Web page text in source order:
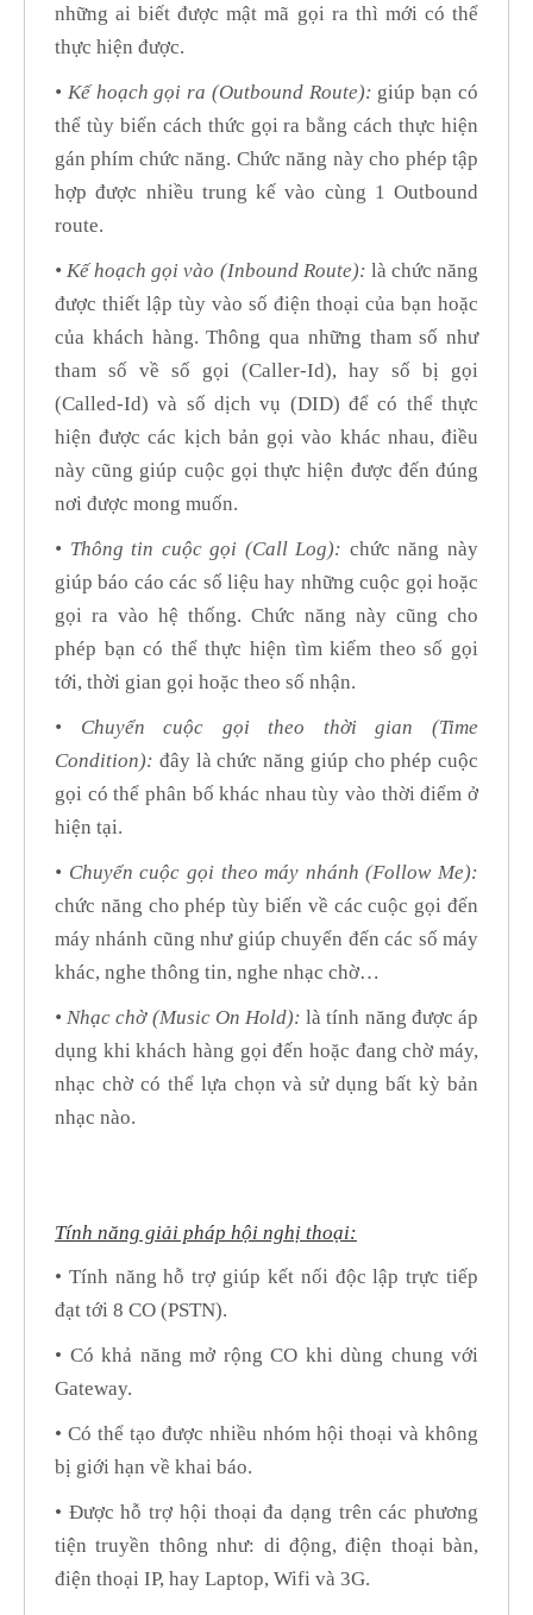
những ai biết được mật mã gọi ra thì mới có thể
thực hiện được.
• Kế hoạch gọi ra (Outbound Route): giúp bạn có
thể tùy biến cách thức gọi ra bằng cách thực hiện
gán phím chức năng. Chức năng này cho phép tập
hợp được nhiều trung kế vào cùng 1 Outbound
route.
• Kế hoạch gọi vào (Inbound Route): là chức năng
được thiết lập tùy vào số điện thoại của bạn hoặc
của khách hàng. Thông qua những tham số như
tham số về số gọi (Caller-Id), hay số bị gọi
(Called-Id) và số dịch vụ (DID) để có thể thực
hiện được các kịch bản gọi vào khác nhau, điều
này cũng giúp cuộc gọi thực hiện được đến đúng
nơi được mong muốn.
• Thông tin cuộc gọi (Call Log): chức năng này
giúp báo cáo các số liệu hay những cuộc gọi hoặc
gọi ra vào hệ thống. Chức năng này cũng cho
phép bạn có thể thực hiện tìm kiếm theo số gọi
tới, thời gian gọi hoặc theo số nhận.
• Chuyển cuộc gọi theo thời gian (Time
Condition): đây là chức năng giúp cho phép cuộc
gọi có thể phân bố khác nhau tùy vào thời điểm ở
hiện tại.
• Chuyển cuộc gọi theo máy nhánh (Follow Me):
chức năng cho phép tùy biến về các cuộc gọi đến
máy nhánh cũng như giúp chuyển đến các số máy
khác, nghe thông tin, nghe nhạc chờ…
• Nhạc chờ (Music On Hold): là tính năng được áp
dụng khi khách hàng gọi đến hoặc đang chờ máy,
nhạc chờ có thể lựa chọn và sử dụng bất kỳ bản
nhạc nào.
Tính năng giải pháp hội nghị thoại:
• Tính năng hỗ trợ giúp kết nối độc lập trực tiếp
đạt tới 8 CO (PSTN).
• Có khả năng mở rộng CO khi dùng chung với
Gateway.
• Có thể tạo được nhiều nhóm hội thoại và không
bị giới hạn về khai báo.
• Được hỗ trợ hội thoại đa dạng trên các phương
tiện truyền thông như: di động, điện thoại bàn,
điện thoại IP, hay Laptop, Wifi và 3G.